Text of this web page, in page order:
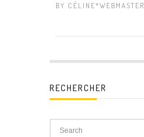
BY CÉLINE*WEBMASTER
RECHERCHER